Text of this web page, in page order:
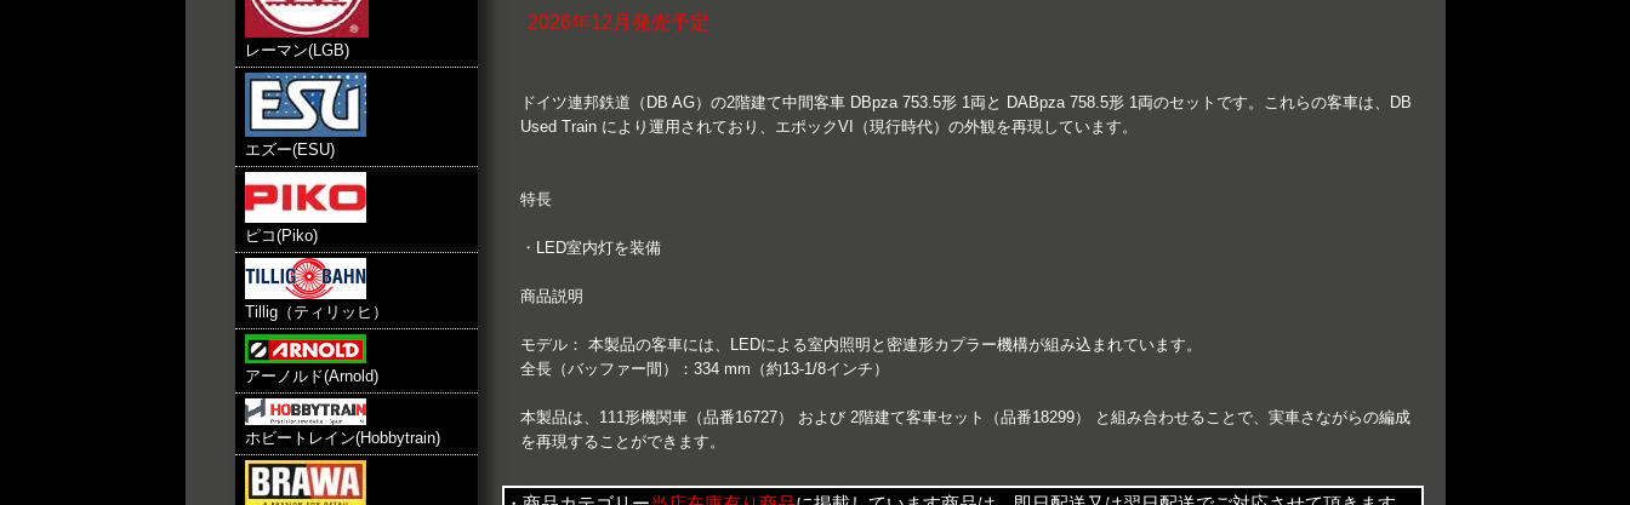
レーマン(LGB)
エズー(ESU)
ピコ(Piko)
Tillig（ティリッヒ）
アーノルド(Arnold)
ホビートレイン(Hobbytrain)
2026年12月発売予定
ドイツ連邦鉄道（DB AG）の2階建て中間客車 DBpza 753.5形 1両と DABpza 758.5形 1両のセットです。これらの客車は、DB
Used Train により運用されており、エポックVI（現行時代）の外観を再現しています。
特長
・LED室内灯を装備
商品説明
モデル： 本製品の客車には、LEDによる室内照明と密連形カプラー機構が組み込まれています。
全長（バッファー間）：334 mm（約13-1/8インチ）
本製品は、111形機関車（品番16727） および 2階建て客車セット（品番18299） と組み合わせることで、実車さながらの編成
を再現することができます。